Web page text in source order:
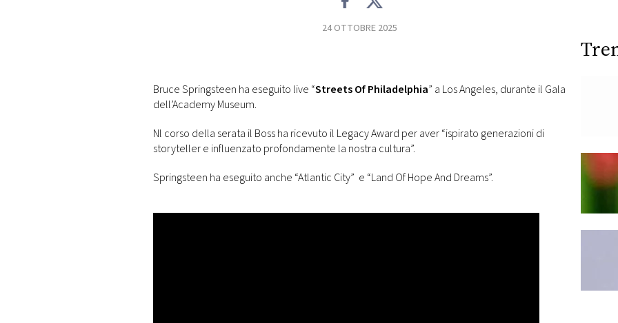
FOTO
CONCORSI
24 OTTOBRE 2025
Bruce Springsteen ha eseguito live “Streets Of Philadelphia” a Los Angeles, durante il Gala
dell’Academy Museum.
Nl corso della serata il Boss ha ricevuto il Legacy Award per aver “ispirato generazioni di
storyteller e influenzato profondamente la nostra cultura”.
Springsteen ha eseguito anche “Atlantic City” e “Land Of Hope And Dreams”.